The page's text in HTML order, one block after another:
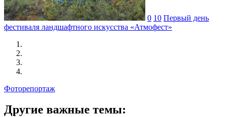
0 10 Первый день
фестиваля ландшафтного искусства «Атмофест»
Фоторепортаж
Другие важные темы: